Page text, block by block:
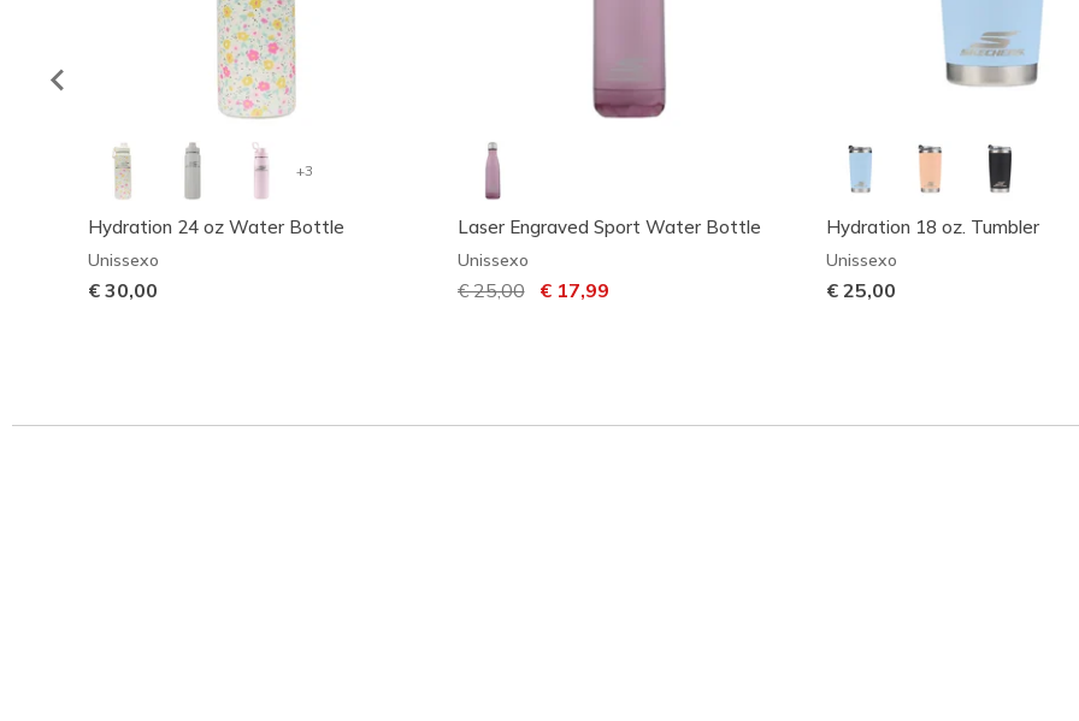
+3
Hydration 24 oz Water Bottle
Unissexo
€ 30,00
Laser Engraved Sport Water Bottle
Unissexo
Preço com desconto de
€ 25,00para
€ 17,99
Hydration 18 oz. Tumbler
Unissexo
€ 25,00